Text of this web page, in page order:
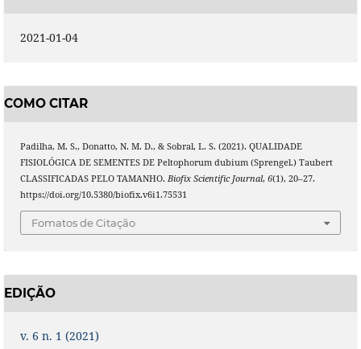
2021-01-04
COMO CITAR
Padilha, M. S., Donatto, N. M. D., & Sobral, L. S. (2021). QUALIDADE
FISIOLÓGICA DE SEMENTES DE Peltophorum dubium (Sprengel.) Taubert
CLASSIFICADAS PELO TAMANHO. Biofix Scientific Journal, 6(1), 20–27.
https://doi.org/10.5380/biofix.v6i1.75531
Fomatos de Citação
EDIÇÃO
v. 6 n. 1 (2021)